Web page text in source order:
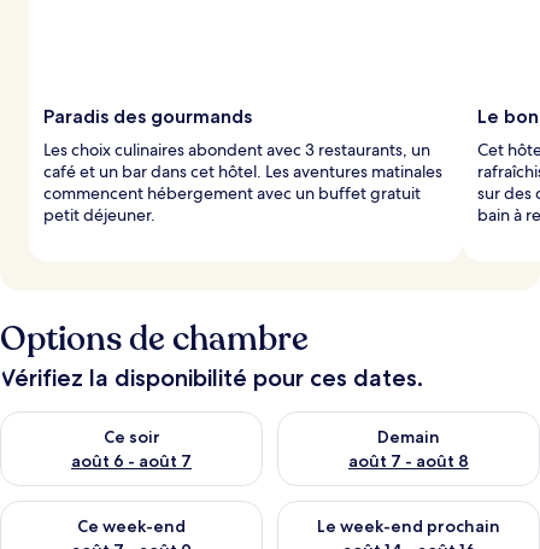
Paradis des gourmands
Les choix culinaires abondent avec 3 restaurants, un
café et un bar dans cet hôtel. Les aventures matinales
commencent hébergement avec un buffet gratuit
petit déjeuner.
Le
Cet
sur des
bain à
Options de chambre
Vérifiez la disponibilité pour ces dates.
Ce soir
août 6 - août 7
Vérifier la disponibilité pour ce soir août 6 - août 7
Demain
août 7 - août 8
Vérifier la disponibilité pour
Ce week-end
Vérifier la disponibilité pour ce week-end août 7 - août 9
Le week-end prochain
Vérifier la disponibilité pour